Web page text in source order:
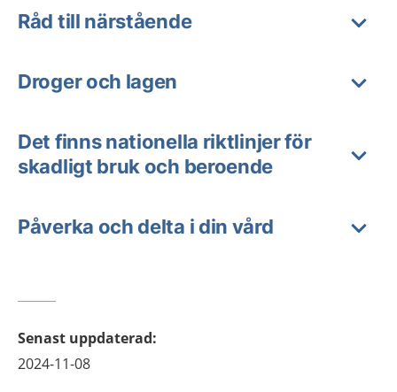
Råd till närstående
Droger och lagen
Det finns nationella riktlinjer för
skadligt bruk och beroende
Påverka och delta i din vård
Senast uppdaterad:
2024-11-08